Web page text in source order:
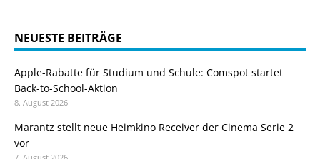
NEUESTE BEITRÄGE
Apple-Rabatte für Studium und Schule: Comspot startet
Back-to-School-Aktion
8. August 2026
Marantz stellt neue Heimkino Receiver der Cinema Serie 2
vor